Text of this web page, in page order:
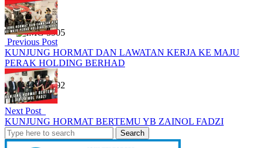
Previous Post
KUNJUNG HORMAT DAN LAWATAN KERJA KE MAJU
PERAK HOLDING BERHAD
Next Post
KUNJUNG HORMAT BERTEMU YB ZAINOL FADZI
Search
for: